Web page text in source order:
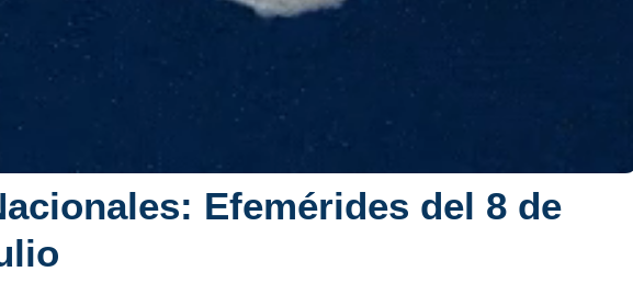
Efemérides del 8 de